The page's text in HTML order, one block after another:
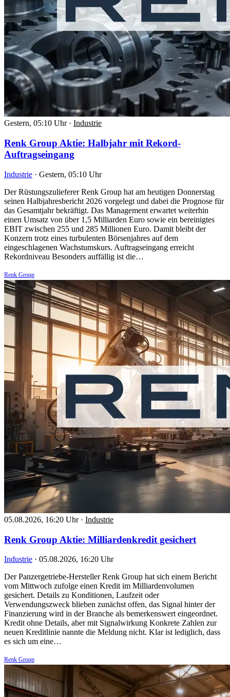
Gestern, 05:10 Uhr · Industrie
Renk Group Aktie: Halbjahr mit Rekord-
Auftragseingang
Industrie · Gestern, 05:10 Uhr
Der Rüstungszulieferer Renk Group hat am heutigen Donnerstag
seinen Halbjahresbericht 2026 vorgelegt und dabei die Prognose für
das Gesamtjahr bekräftigt. Das Management erwartet weiterhin
einen Umsatz von über 1,5 Milliarden Euro sowie ein bereinigtes
EBIT zwischen 255 und 285 Millionen Euro. Damit bleibt der
Konzern trotz eines turbulenten Börsenjahres auf dem
eingeschlagenen Wachstumskurs. Auftragseingang erreicht
Rekordniveau Besonders auffällig ist die…
Renk Group
05.08.2026, 16:20 Uhr · Industrie
Renk Group Aktie: Milliardenkredit gesichert
Industrie · 05.08.2026, 16:20 Uhr
Der Panzergetriebe-Hersteller Renk Group hat sich einem Bericht
vom Mittwoch zufolge einen Kredit im Milliardenvolumen
gesichert. Details zu Konditionen, Laufzeit oder
Verwendungszweck blieben zunächst offen, das Signal hinter der
Finanzierung wird in der Branche als bemerkenswert eingeordnet.
Kredit ohne Details, aber mit Signalwirkung Konkrete Zahlen zur
neuen Kreditlinie nannte die Meldung nicht. Klar ist lediglich, dass
es sich um eine…
Renk Group